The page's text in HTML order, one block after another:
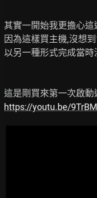
其實一開始我更擔心
因為這樣買主機,沒想
以另一種形式完成當時
https://youtu.be/